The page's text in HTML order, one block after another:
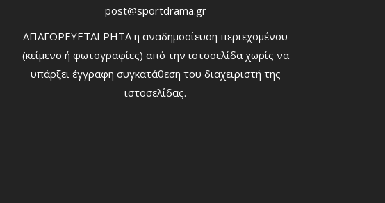
post@sportdrama.gr
ΑΠΑΓΟΡΕΥΕΤΑΙ ΡΗΤΑ η αναδημοσίευση περιεχομένου
(κείμενο ή φωτογραφίες) από την ιστοσελίδα χωρίς να
υπάρξει έγγραφη συγκατάθεση του διαχειριστή της
ιστοσελίδας.